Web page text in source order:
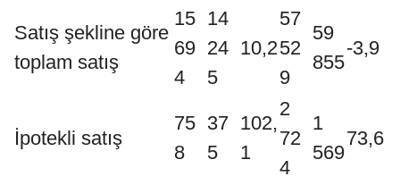
Satış şekline göre
toplam satış
15
69
4
14
24
5
10,2
57
52
9
59
855
-3,9
İpotekli satış
75
8
37
5
102,
1
2
72
4
1
569
73,6